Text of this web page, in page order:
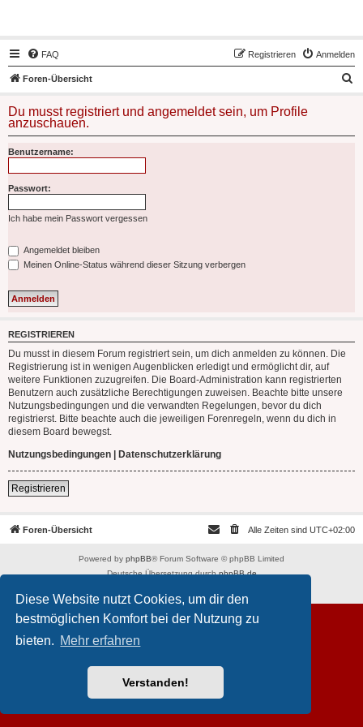
Diese Website nutzt Cookies, um dir den
bestmöglichen Komfort bei der Nutzung zu
bieten. Mehr erfahren
Verstanden!
FAQ Anmelden
Registrieren
Foren-Übersicht
h
Du musst registriert und angemeldet sein, um Profile
anzuschauen.
Benutzername:
Passwort:
Ich habe mein Passwort vergessen
Angemeldet bleiben
Meinen Online-Status während dieser Sitzung verbergen
REGISTRIEREN
Du musst in diesem Forum registriert sein, um dich anmelden zu können. Die
Registrierung ist in wenigen Augenblicken erledigt und ermöglicht dir, auf
weitere Funktionen zuzugreifen. Die Board-Administration kann registrierten
Benutzern auch zusätzliche Berechtigungen zuweisen. Beachte bitte unsere
Nutzungsbedingungen und die verwandten Regelungen, bevor du dich
registrierst. Bitte beachte auch die jeweiligen Forenregeln, wenn du dich in
diesem Board bewegst.
Nutzungsbedingungen | Datenschutzerklärung
Registrieren
Foren-Übersicht Alle Zeiten sind UTC+02:00
Powered by phpBB® Forum Software © phpBB Limited
Deutsche Übersetzung durchphpBB.de